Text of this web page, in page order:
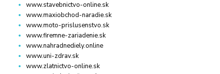
www.stavebnictvo-online.sk
www.maxiobchod-naradie.sk
www.moto-prislusenstvo.sk
www.firemne-zariadenie.sk
www.nahradnediely.online
www.uni-zdrav.sk
www.zlatnictvo-online.sk